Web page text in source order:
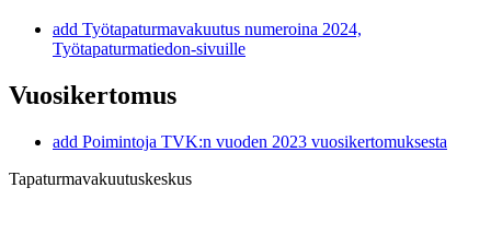
add Työtapaturmavakuutus numeroina 2024,
Työtapaturmatiedon-sivuille
Vuosikertomus
add Poimintoja TVK:n vuoden 2023 vuosikertomuksesta
Tapaturmavakuutuskeskus